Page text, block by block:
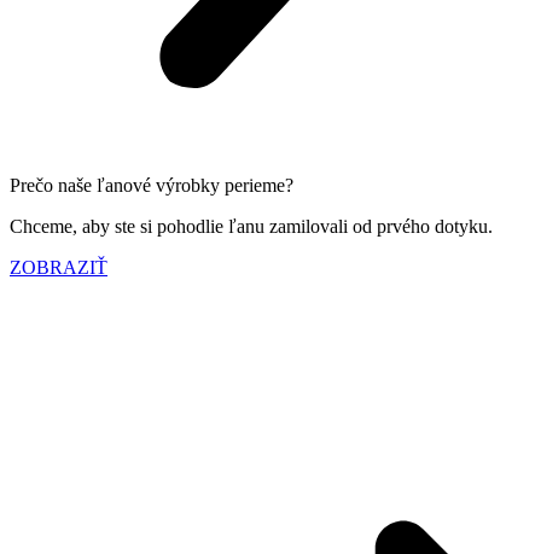
Prečo naše ľanové výrobky perieme?
Chceme, aby ste si pohodlie ľanu zamilovali od prvého dotyku.
ZOBRAZIŤ